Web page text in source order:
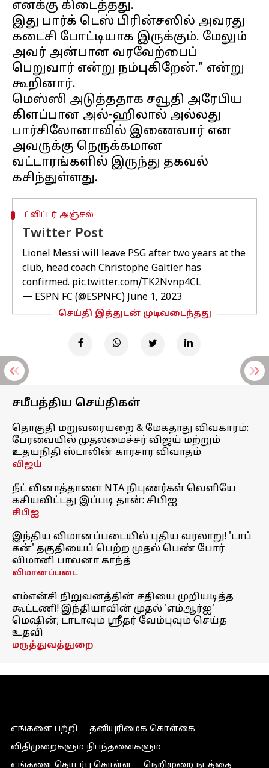
எனக்கு கிடைத்தது.
இது பார்க் டெஸ் பிரின்சஸில் அவரது
கடைசி போட்டியாக இருக்கும். மேலும்
அவர் அன்பான வரவேற்பைப்
பெறுவார் என்று நம்புகிறேன்." என்று
கூறினார்.
மெஸ்ஸி அடுத்ததாக சவூதி அரேபிய
கிளப்பான அல்-ஹிலால் அல்லது
பார்சிலோனாவில் இணைவார் என
அவருக்கு நெருக்கமான
வட்டாரங்களில் இருந்து தகவல்
ட்விட்டர் அஞ்சல்
Twitter Post
Lionel Messi will leave PSG after two years at the
club, head coach Christophe Galtier has
confirmed. pic.twitter.com/TK2Nvnp4CL
— ESPN FC (@ESPNFC) June 1, 2023
செய்தி இத்துடன் முடிவடைந்தது
சமீபத்திய செய்திகள்
தொகுதி மறுவரையறை & மேகதாது விவகாரம்:
பேரவையில் முதலமைச்சர் விஜய் மற்றும்
உதயநிதி ஸ்டாலின் காரசார விவாதம்
விஜய்
நீட் வினாத்தாளை NTA நிபுணர்கள் வெளியே
கசியவிட்டது இப்படி தான்: சிபிஐ
சிபிஐ
இந்திய விமானப்படையில் புதிய வரலாறு! 'டாப்
கன்' தகுதியைப் பெற்ற முதல் பெண் போர்
விமானி பாவனா காந்த்
விமானப்படை
எம்என்சி நிறுவனத்தின் சதியை முறியடித்த
கூட்டணி! இந்தியாவின் முதல் 'எம்ஆர்ஐ'
மெஷின்; டாடாவும் ஸ்ரீதர் வேம்புவும் செய்த
உதவி
மருத்துவத்துறை
எங்களை பற்றி
தனியுரிமைக் கொள்கை
விதிமுறைகளும் நிபந்தனைகளும்
எங்களை தொடர்பு கொள்ள
நெறிமுறை நடத்தை